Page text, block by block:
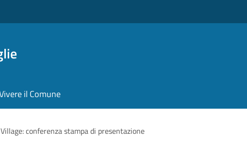
il Comune
conferenza stampa di presentazione